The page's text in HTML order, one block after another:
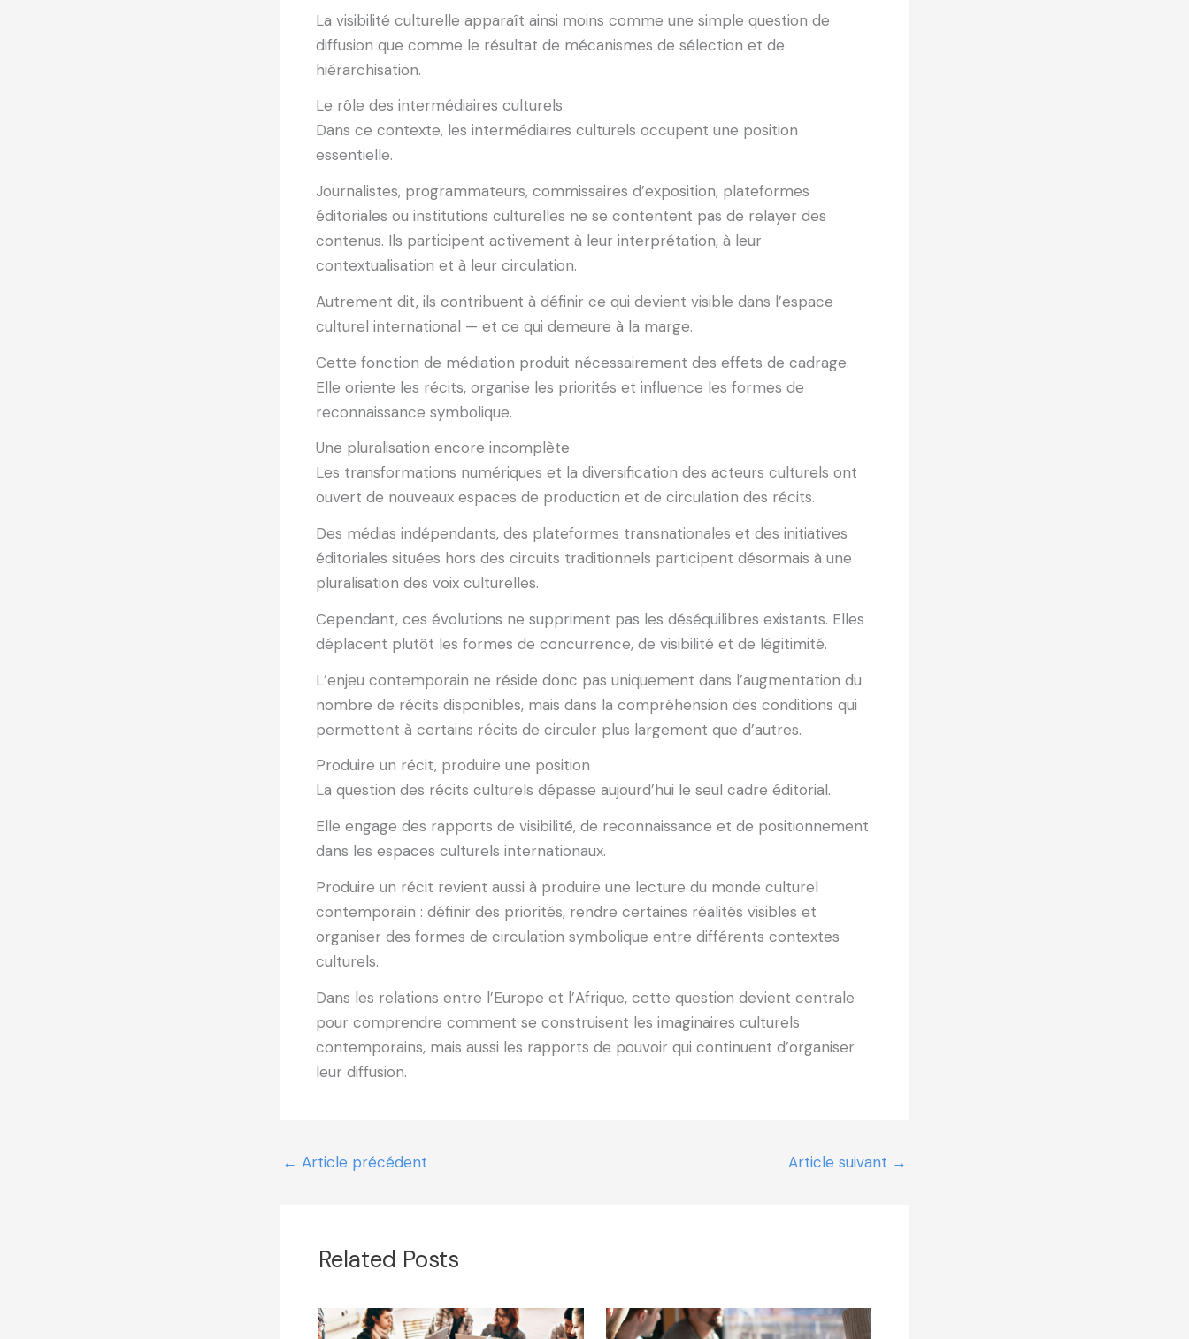
La visibilité culturelle apparaît ainsi moins comme une simple question de
diffusion que comme le résultat de mécanismes de sélection et de
hiérarchisation.
Le rôle des intermédiaires culturels
Dans ce contexte, les intermédiaires culturels occupent une position
essentielle.
Journalistes, programmateurs, commissaires d’exposition, plateformes
éditoriales ou institutions culturelles ne se contentent pas de relayer des
contenus. Ils participent activement à leur interprétation, à leur
contextualisation et à leur circulation.
Autrement dit, ils contribuent à définir ce qui devient visible dans l’espace
culturel international — et ce qui demeure à la marge.
Cette fonction de médiation produit nécessairement des effets de cadrage.
Elle oriente les récits, organise les priorités et influence les formes de
reconnaissance symbolique.
Une pluralisation encore incomplète
Les transformations numériques et la diversification des acteurs culturels ont
ouvert de nouveaux espaces de production et de circulation des récits.
Des médias indépendants, des plateformes transnationales et des initiatives
éditoriales situées hors des circuits traditionnels participent désormais à une
pluralisation des voix culturelles.
Cependant, ces évolutions ne suppriment pas les déséquilibres existants. Elles
déplacent plutôt les formes de concurrence, de visibilité et de légitimité.
L’enjeu contemporain ne réside donc pas uniquement dans l’augmentation du
nombre de récits disponibles, mais dans la compréhension des conditions qui
permettent à certains récits de circuler plus largement que d’autres.
Produire un récit, produire une position
La question des récits culturels dépasse aujourd’hui le seul cadre éditorial.
Elle engage des rapports de visibilité, de reconnaissance et de positionnement
dans les espaces culturels internationaux.
Produire un récit revient aussi à produire une lecture du monde culturel
contemporain : définir des priorités, rendre certaines réalités visibles et
organiser des formes de circulation symbolique entre différents contextes
culturels.
Dans les relations entre l’Europe et l’Afrique, cette question devient centrale
pour comprendre comment se construisent les imaginaires culturels
contemporains, mais aussi les rapports de pouvoir qui continuent d’organiser
leur diffusion.
← Article précédent Article suivant →
Related Posts